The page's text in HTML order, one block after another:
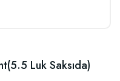
Luk Saksıda)